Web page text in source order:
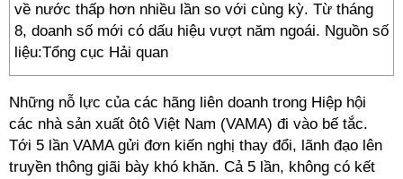
về nước thấp hơn nhiều lần so với cùng kỳ. Từ tháng
8, doanh số mới có dấu hiệu vượt năm ngoái. Nguồn số
liệu:Tổng cục Hải quan
Những nỗ lực của các hãng liên doanh trong Hiệp hội
các nhà sản xuất ôtô Việt Nam (VAMA) đi vào bế tắc.
Tới 5 lần VAMA gửi đơn kiến nghị thay đổi, lãnh đạo lên
truyền thông giãi bày khó khăn. Cả 5 lần, không có kết